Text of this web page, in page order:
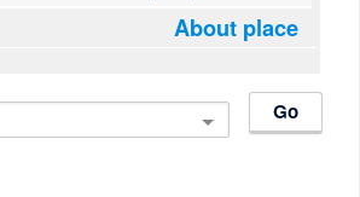
About place